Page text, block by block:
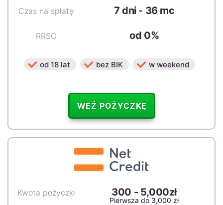
Czas na spłatę
RRSO
7 dni - 36 mc
od 0%
od 18 lat bez BIK w weekend
WEŹ POŻYCZKĘ
Kwota pożyczki 300 - 5,000zł
Pierwsza do 3,000 zł